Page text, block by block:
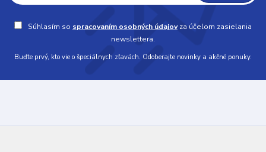
Súhlasím so spracovaním osobných údajovza účelom zasielania
newslettera.
Buďte prvý, kto vie o špeciálnych zľavách. Odoberajte novinky a akčné ponuky.